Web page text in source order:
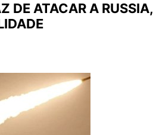
DE ATACAR A RUSSIA,